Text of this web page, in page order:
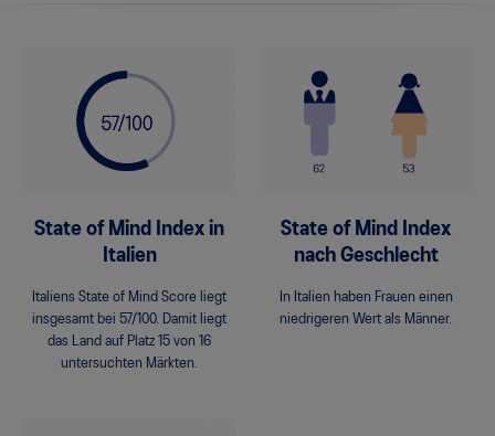
State of Mind Index in
Italien
Italiens State of Mind Score liegt
insgesamt bei 57/100. Damit liegt
das Land auf Platz 15 von 16
untersuchten Märkten.
State of Mind Index
nach Geschlecht
In Italien haben Frauen einen
niedrigeren Wert als Männer.